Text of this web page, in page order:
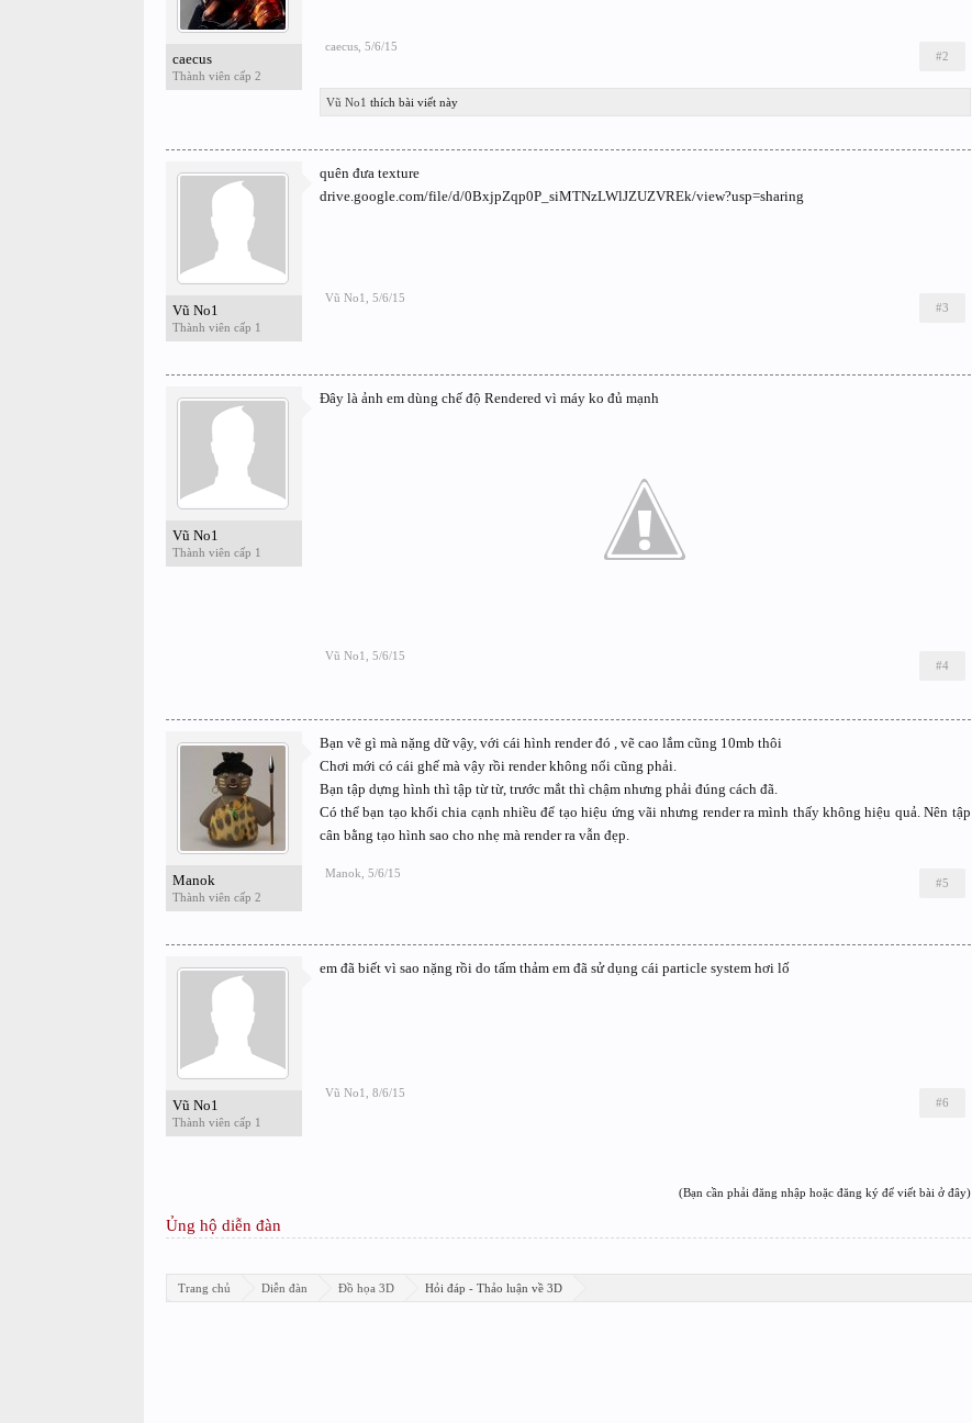
caecus
Thành viên cấp 2
caecus, 5/6/15
#2
Vũ No1 thích bài viết này
Vũ No1
Thành viên cấp 1
quên đưa texture
drive.google.com/file/d/0BxjpZqp0P_siMTNzLWlJZUZVREk/view?usp=sharing
Vũ No1 5/6/15
#3
Vũ No1
Thành viên cấp 1
Đây là ảnh em dùng chế độ Rendered vì máy ko đủ mạnh
Vũ No1 5/6/15
#4
Manok
Thành viên cấp 2
Bạn vẽ gì mà nặng dữ vậy, với cái hình render đó , vẽ cao lắm cũng 10mb thôi
Chơi mới có cái ghế mà vậy rồi render không nổi cũng phải.
Bạn tập dựng hình thì tập từ từ, trước mắt thì chậm nhưng phải đúng cách đã.
Có thể bạn tạo khối chia cạnh nhiều để tạo hiệu ứng vãi nhưng render ra mình thấy không hiệu quả. Nên tập
cân bằng tạo hình sao cho nhẹ mà render ra vẫn đẹp.
Manok 5/6/15
#5
Vũ No1
Thành viên cấp 1
em đã biết vì sao nặng rồi do tấm thảm em đã sử dụng cái particle system hơi lố
Vũ No1 8/6/15
#6
(Bạn cần phải đăng nhập hoặc đăng ký để viết bài ở đây)
Ủng hộ diễn đàn
Trang chủ Diễn đàn Đồ họa 3D Hỏi đáp - Thảo luận về 3D